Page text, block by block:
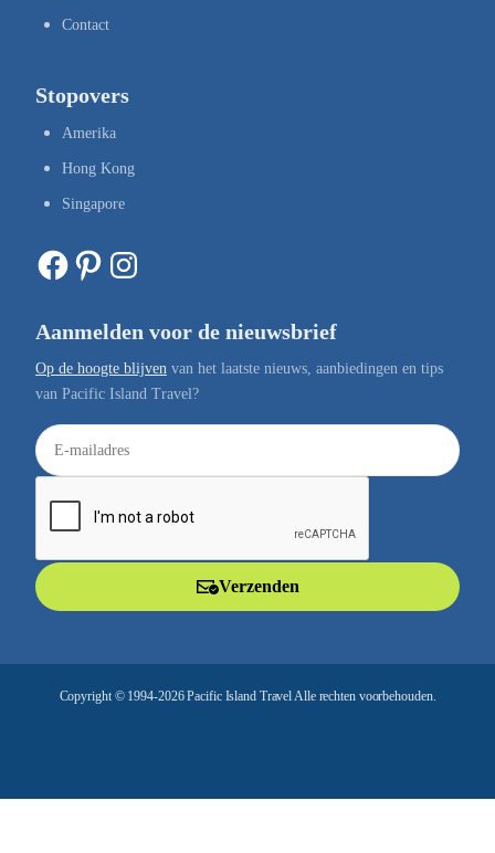
Contact
Stopovers
Amerika
Hong Kong
Singapore
Facebook Pinterest Instagram
Aanmelden voor de nieuwsbrief
Op de hoogte blijven van het laatste nieuws, aanbiedingen en tips
van Pacific Island Travel?
E
-
a
Verzenden
Copyright © 1994-2026 Pacific Island Travel Alle rechten voorbehouden.